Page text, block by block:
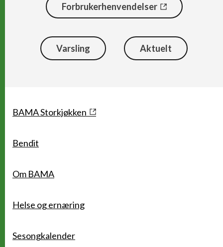
Forbrukerhenvendelser
Varsling Aktuelt
Snarveier
BAMA Storkjøkken
Bendit
Om BAMA
Helse og ernæring
Sesongkalender